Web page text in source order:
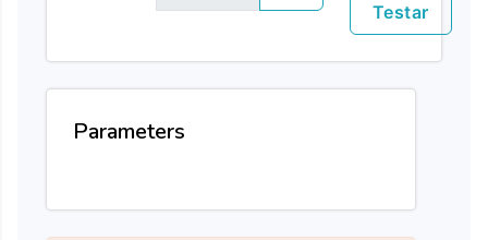
Testar
Parameters